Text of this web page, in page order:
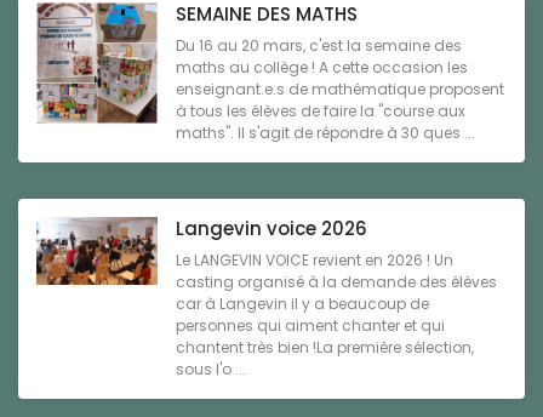
SEMAINE DES MATHS
Du 16 au 20 mars, c'est la semaine des
maths au collège ! A cette occasion les
enseignant.e.s de mathématique proposent
à tous les élèves de faire la "course aux
maths". Il s'agit de répondre à 30 ques ...
Langevin voice 2026
Le LANGEVIN VOICE revient en 2026 ! Un
casting organisé à la demande des élèves
car à Langevin il y a beaucoup de
personnes qui aiment chanter et qui
chantent très bien !La première sélection,
sous l'o ...